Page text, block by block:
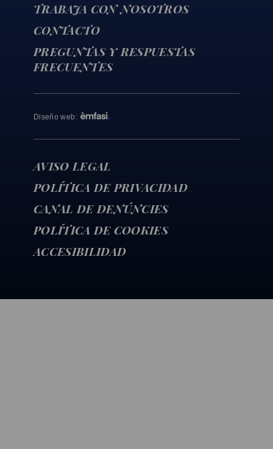
TRABAJA CON NOSOTROS
CONTACTO
PREGUNTAS Y RESPUESTAS
FRECUENTES
AVISO LEGAL
POLÍTICA DE PRIVACIDAD
CANAL DE DENÚNCIES
POLÍTICA DE COOKIES
ACCESIBILIDAD
Diseño web :